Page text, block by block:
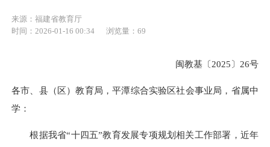
来源：福建省教育厅
时间：2026-01-16 00:34
浏览量： 69
闽教基〔2025〕26号
各市、县（区）教育局，平潭综合实验区社会事业局，省属中
学：
根据我省“十四五”教育发展专项规划相关工作部署，近年